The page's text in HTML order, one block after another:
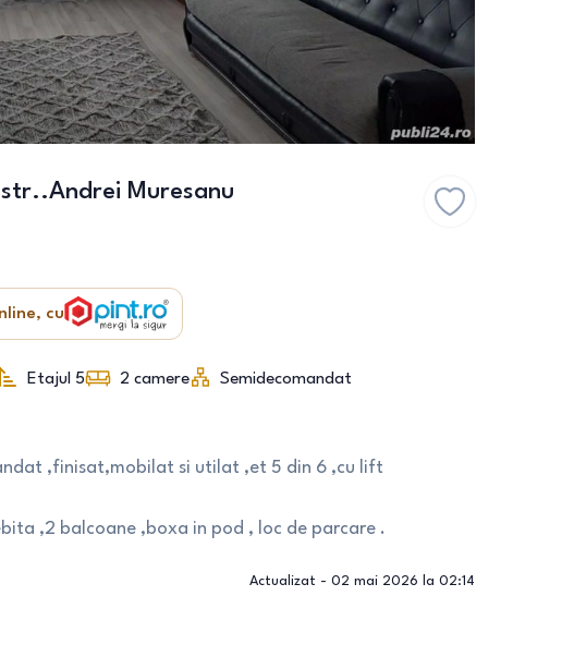
Muresanu
cu
Etajul 5 2 camere Semidecomandat
,finisat,mobilat si utilat ,et 5 din 6 ,cu lift
,2 balcoane ,boxa in pod , loc de parcare .
Actualizat - 02 mai 2026 la 02:14